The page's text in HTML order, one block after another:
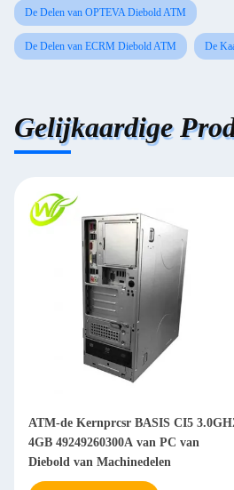
De Delen van OPTEVA Diebold ATM
De Delen van ECRM Diebold ATM De
Gelijkaardige
ATM-de Kernprcsr BASIS CI5
4GB 49249260300A van PC van
Diebold van Machinedelen